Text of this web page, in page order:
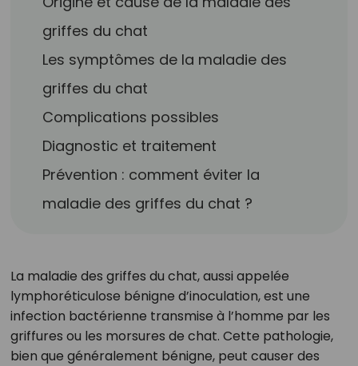
griffes du chat
Les symptômes de la maladie des
griffes du chat
Complications possibles
Diagnostic et traitement
Prévention : comment éviter la
maladie des griffes du chat ?
La maladie des griffes du chat, aussi appelée
lymphoréticulose bénigne d’inoculation, est une
infection bactérienne transmise à l’homme par les
griffures ou les morsures de chat. Cette pathologie,
bien que généralement bénigne, peut causer des